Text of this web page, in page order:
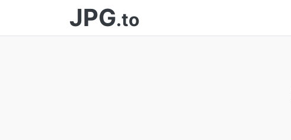
JPG.to